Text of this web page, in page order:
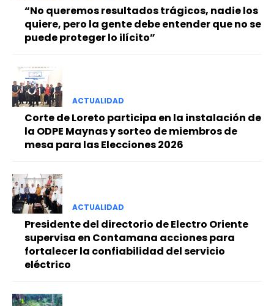
“No queremos resultados trágicos, nadie los
quiere, pero la gente debe entender que no se
puede proteger lo ilícito”
ACTUALIDAD
Corte de Loreto participa en la instalación de
la ODPE Maynas y sorteo de miembros de
mesa para las Elecciones 2026
ACTUALIDAD
Presidente del directorio de Electro Oriente
supervisa en Contamana acciones para
fortalecer la confiabilidad del servicio
eléctrico